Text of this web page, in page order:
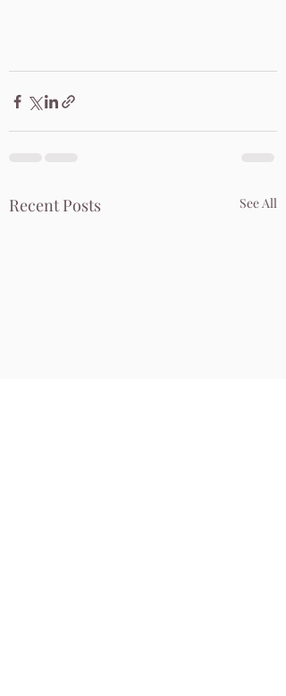
Recent Posts See All